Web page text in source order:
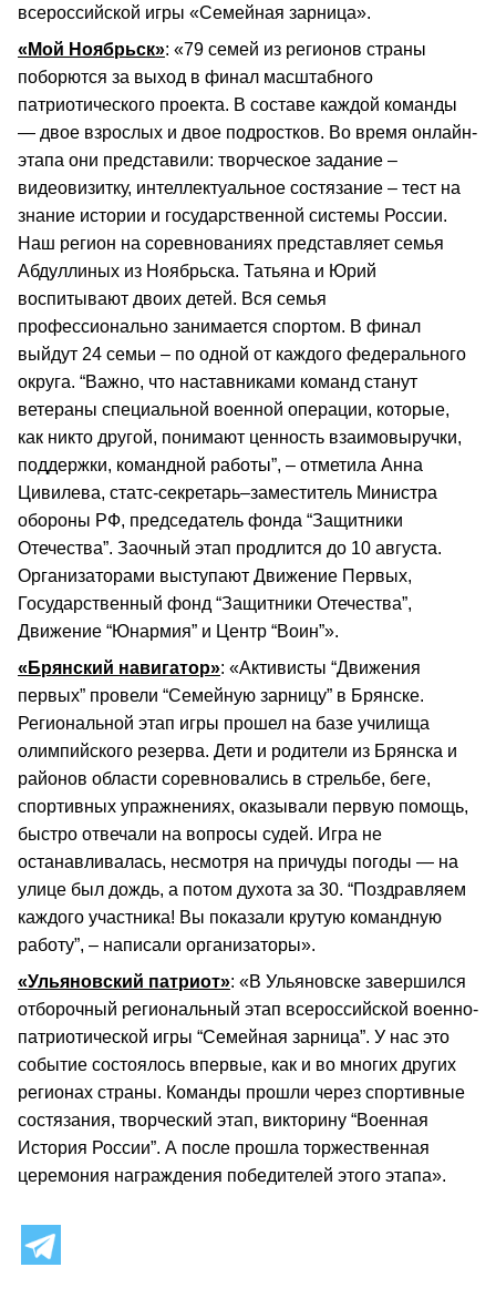
всероссийской игры «Семейная зарница».
«Мой Ноябрьск»: «79 семей из регионов страны
поборются за выход в финал масштабного
патриотического проекта. В составе каждой команды
— двое взрослых и двое подростков. Во время онлайн-
этапа они представили: творческое задание –
видеовизитку, интеллектуальное состязание – тест на
знание истории и государственной системы России.
Наш регион на соревнованиях представляет семья
Абдуллиных из Ноябрьска. Татьяна и Юрий
воспитывают двоих детей. Вся семья
профессионально занимается спортом. В финал
выйдут 24 семьи – по одной от каждого федерального
округа. “Важно, что наставниками команд станут
ветераны специальной военной операции, которые,
как никто другой, понимают ценность взаимовыручки,
поддержки, командной работы”, – отметила Анна
Цивилева, статс-секретарь–заместитель Министра
обороны РФ, председатель фонда “Защитники
Отечества”. Заочный этап продлится до 10 августа.
Организаторами выступают Движение Первых,
Государственный фонд “Защитники Отечества”,
Движение “Юнармия” и Центр “Воин”».
«Брянский навигатор»: «Активисты “Движения
первых” провели “Семейную зарницу” в Брянске.
Региональной этап игры прошел на базе училища
олимпийского резерва. Дети и родители из Брянска и
районов области соревновались в стрельбе, беге,
спортивных упражнениях, оказывали первую помощь,
быстро отвечали на вопросы судей. Игра не
останавливалась, несмотря на причуды погоды — на
улице был дождь, а потом духота за 30. “Поздравляем
каждого участника! Вы показали крутую командную
работу”, – написали организаторы».
«Ульяновский патриот»: «В Ульяновске завершился
отборочный региональный этап всероссийской военно-
патриотической игры “Семейная зарница”. У нас это
событие состоялось впервые, как и во многих других
регионах страны. Команды прошли через спортивные
состязания, творческий этап, викторину “Военная
История России”. А после прошла торжественная
церемония награждения победителей этого этапа».